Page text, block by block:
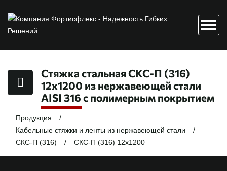
Стяжка стальная СКС-П (316)
12х1200 из нержавеющей стали
AISI 316 с полимерным покрытием
Продукция
Кабельные стяжки и ленты из нержавеющей стали
СКС-П (316)
СКС-П (316) 12х1200